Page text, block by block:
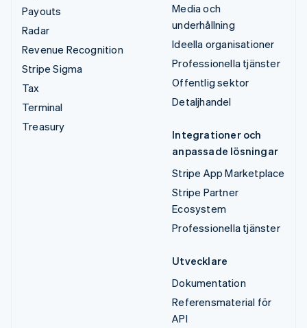
Payouts
Radar
Revenue Recognition
Stripe Sigma
Tax
Terminal
Treasury
Media och
underhållning
Ideella organisationer
Professionella tjänster
Offentlig sektor
Detaljhandel
Integrationer och
anpassade lösningar
Stripe App Marketplace
Stripe Partner
Ecosystem
Professionella tjänster
Utvecklare
Dokumentation
Referensmaterial för
API